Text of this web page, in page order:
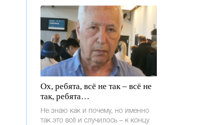
Ох, ребята, всё не так – всё не
так, ребята…
Не знаю как и почему, но именно
так это всё и случилось – к концу